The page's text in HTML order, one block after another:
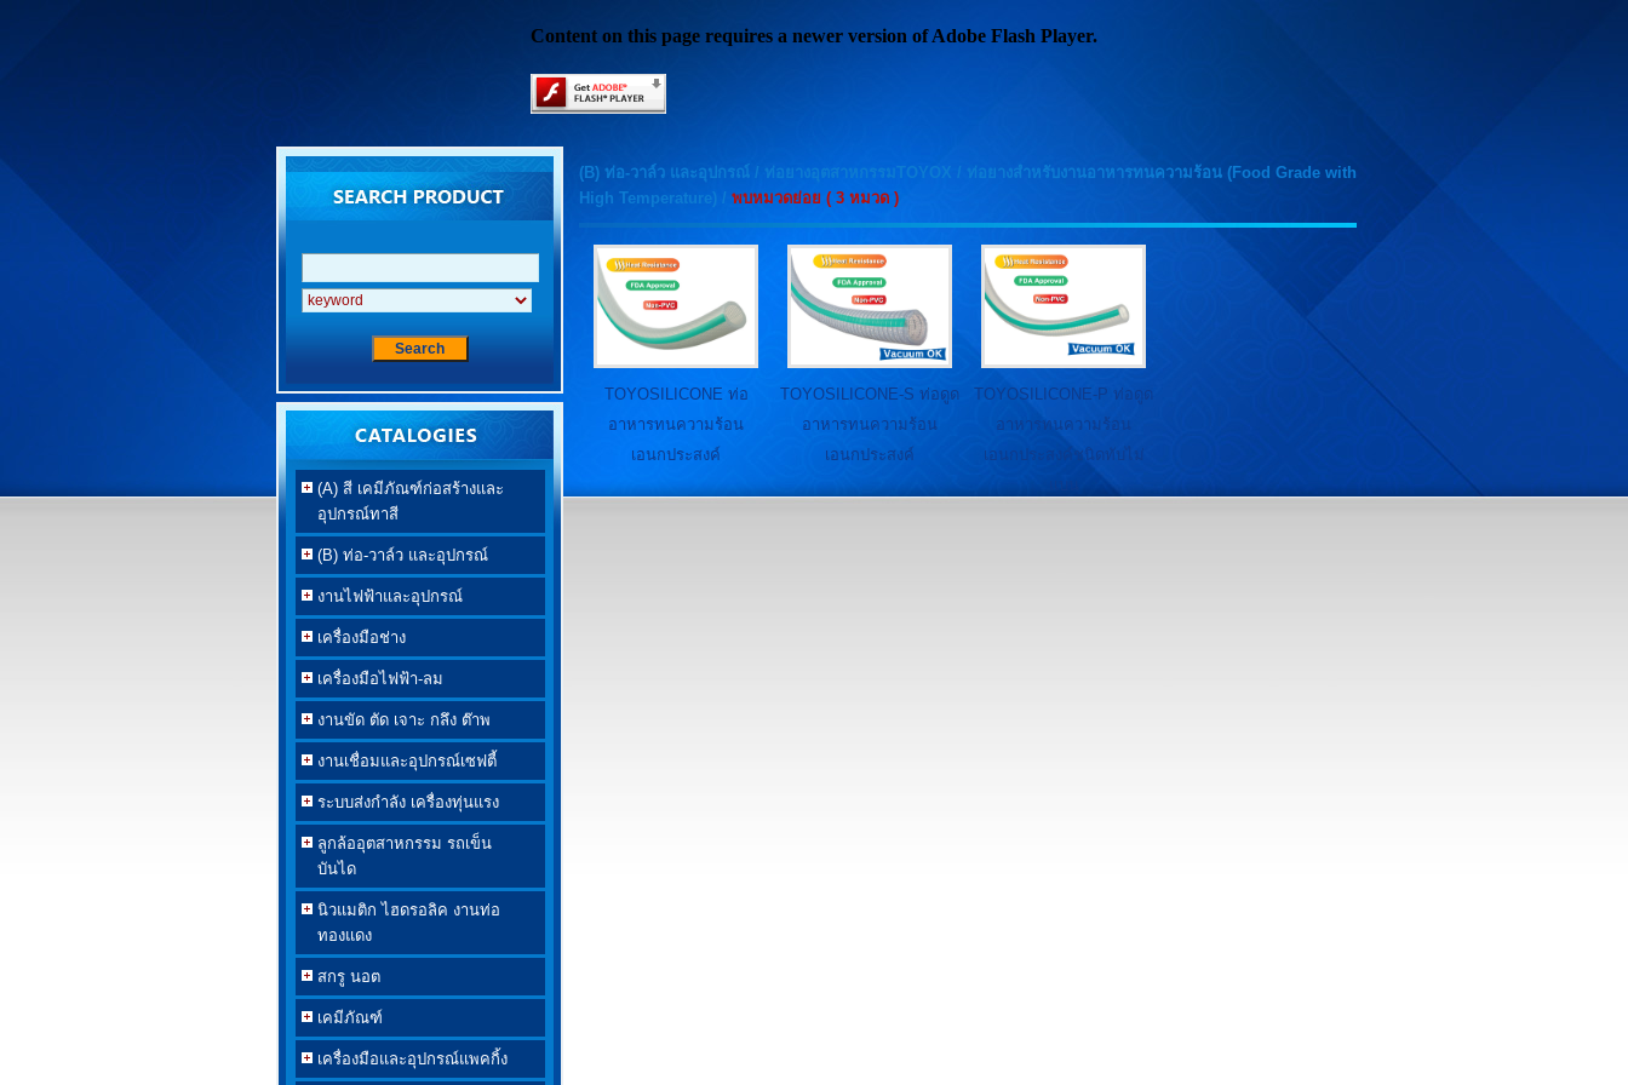
Content on this page requires a newer version of Adobe Flash Player.
(A) สี เคมีภัณฑ์ก่อสร้างและ
อุปกรณ์ทาสี
(B) ท่อ-วาล์ว และอุปกรณ์
งานไฟฟ้าและอุปกรณ์
เครื่องมือช่าง
เครื่องมือไฟฟ้า-ลม
งานขัด ตัด เจาะ กลึง ต๊าพ
งานเชื่อมและอุปกรณ์เซฟตี้
ระบบส่งกำลัง เครื่องทุ่นแรง
ลูกล้ออุตสาหกรรม รถเข็น
บันได
นิวแมติก ไฮดรอลิค งานท่อ
ทองแดง
สกรู นอต
เคมีภัณฑ์
เครื่องมือและอุปกรณ์แพคกิ้ง
(B) ท่อ-วาล์ว และอุปกรณ์ / ท่อยางอุตสาหกรรมTOYOX / ท่อยางสำหรับงานอาหารทนความร้อน (Food Grade with
High Temperature)
พบหมวดย่อย ( 3 หมวด )
TOYOSILICONE ท่อ
อาหารทนความร้อน
เอนกประสงค์
TOYOSILICONE-S ท่อดูด
อาหารทนความร้อน
เอนกประสงค์
TOYOSILICONE-P ท่อดูด
อาหารทนความร้อน
เอนกประสงค์ชนิดทับไม่
แบน